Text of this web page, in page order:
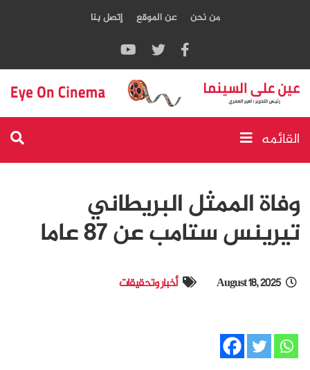
من نحن عن الموقع إتصل بنا
القائمه
وفاة الممثل البريطاني
تيرينس ستامب عن 87 عاما
August 18, 2025 أخبار وتحقيقات